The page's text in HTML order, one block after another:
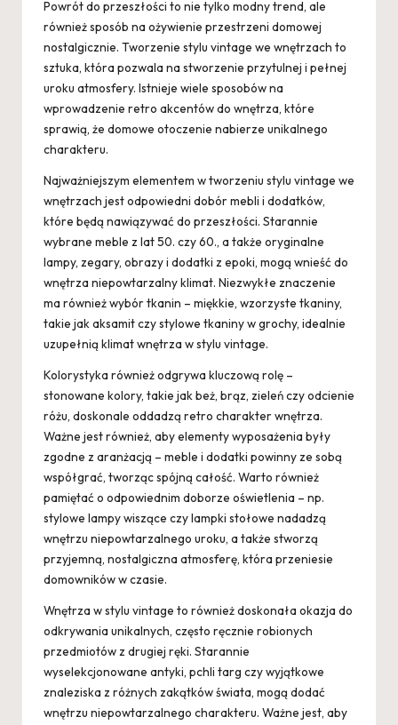
Powrót do przeszłości to nie tylko modny trend, ale
również sposób na ożywienie przestrzeni domowej
nostalgicznie. Tworzenie stylu vintage we wnętrzach to
sztuka, która pozwala na stworzenie przytulnej i pełnej
uroku atmosfery. Istnieje wiele sposobów na
wprowadzenie retro akcentów do wnętrza, które
sprawią, że domowe otoczenie nabierze unikalnego
charakteru.
Najważniejszym elementem w tworzeniu stylu vintage we
wnętrzach jest odpowiedni dobór mebli i dodatków,
które będą nawiązywać do przeszłości. Starannie
wybrane meble z lat 50. czy 60., a także oryginalne
lampy, zegary, obrazy i dodatki z epoki, mogą wnieść do
wnętrza niepowtarzalny klimat. Niezwykłe znaczenie
ma również wybór tkanin – miękkie, wzorzyste tkaniny,
takie jak aksamit czy stylowe tkaniny w grochy, idealnie
uzupełnią klimat wnętrza w stylu vintage.
Kolorystyka również odgrywa kluczową rolę –
stonowane kolory, takie jak beż, brąz, zieleń czy odcienie
różu, doskonale oddadzą retro charakter wnętrza.
Ważne jest również, aby elementy wyposażenia były
zgodne z aranżacją – meble i dodatki powinny ze sobą
współgrać, tworząc spójną całość. Warto również
pamiętać o odpowiednim doborze oświetlenia – np.
stylowe lampy wiszące czy lampki stołowe nadadzą
wnętrzu niepowtarzalnego uroku, a także stworzą
przyjemną, nostalgiczna atmosferę, która przeniesie
domowników w czasie.
Wnętrza w stylu vintage to również doskonała okazja do
odkrywania unikalnych, często ręcznie robionych
przedmiotów z drugiej ręki. Starannie
wyselekcjonowane antyki, pchli targ czy wyjątkowe
znaleziska z różnych zakątków świata, mogą dodać
wnętrzu niepowtarzalnego charakteru. Ważne jest, aby